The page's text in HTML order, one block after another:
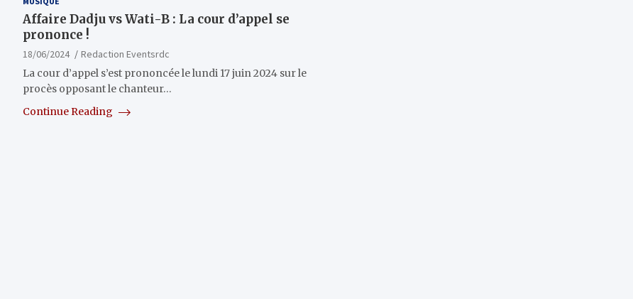
Affaire Dadju vs Wati-B : La cour d’appel se
prononce !
18/06/2024
Redaction Eventsrdc
La cour d’appel s’est prononcée le lundi 17 juin 2024 sur le
procès opposant le chanteur…
Continue Reading